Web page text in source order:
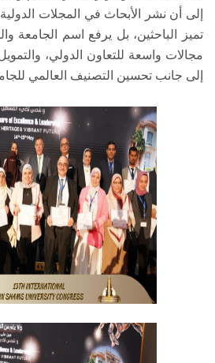
إلى أن نشر الأبحاث في المجلات
تميز الباحثين، بل يرفع اسم الجامعة
مجالات واسعة للتعاون الدولي،
إلى جانب تحسين التصنيف العالمي